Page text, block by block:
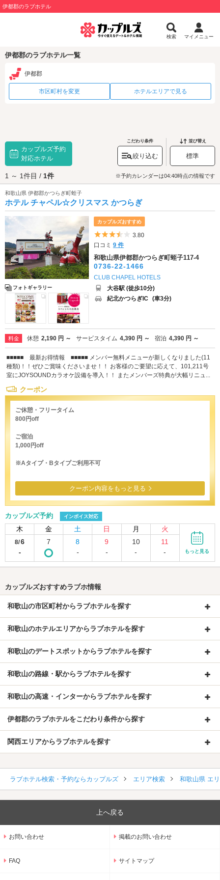
伊都郡のラブホテル
検索 マイメニュー
伊都郡のラブホテル一覧
伊都郡
市区町村を変更 ホテルエリアで見る
カップルズ予約
対応ホテル
こだわり条件
絞り込む
並び替え
標準
1 ～ 1件目 / 1件 ※予約カレンダーは04:40時点の情報です
和歌山県 伊都郡かつらぎ町蛭子
ホテル チャペル☆クリスマス かつらぎ
フォトギャラリー
カップルズおすすめ
5つ星のうち3.5
3.80
口コミ9 件
和歌山県伊都郡かつらぎ町蛭子117-4
0736-22-1466
CLUB CHAPEL HOTELS
大谷駅 (徒歩10分)
紀北かつらぎIC (車3分)
料金 休憩 2,190 円 ～ サービスタイム 4,390 円 ～ 宿泊 4,390 円 ～
■■■■■ 最新お得情報 ■■■■■ メンバー無料メニューが新しくなりました(11
種類)！！ぜひご賞味くださいませ！！ お客様のご要望に応えて、101,211号
室にJOYSOUNDカラオケ設備を導入！！ またメンバーズ特典が大幅リニュ...
クーポン
ご休憩・フリータイム
800円off
ご宿泊
1,000円off
※Aタイプ・Bタイプご利用不可
クーポン内容をもっと見る
カップルズ予約 インボイス対応
木 金 土 日 月 火
8/6
-
7
8
-
9
-
10
-
11
-
もっと見る
カップルズおすすめラブホ情報
和歌山の市区町村からラブホテルを探す
和歌山のホテルエリアからラブホテルを探す
和歌山のデートスポットからラブホテルを探す
和歌山の路線・駅からラブホテルを探す
和歌山の高速・インターからラブホテルを探す
伊都郡のラブホテルをこだわり条件から探す
関西エリアからラブホテルを探す
ラブホテル検索・予約ならカップルズ エリア検索 和歌山県 エ
上へ戻る
お問い合わせ 掲載のお問い合わせ
FAQ サイトマップ